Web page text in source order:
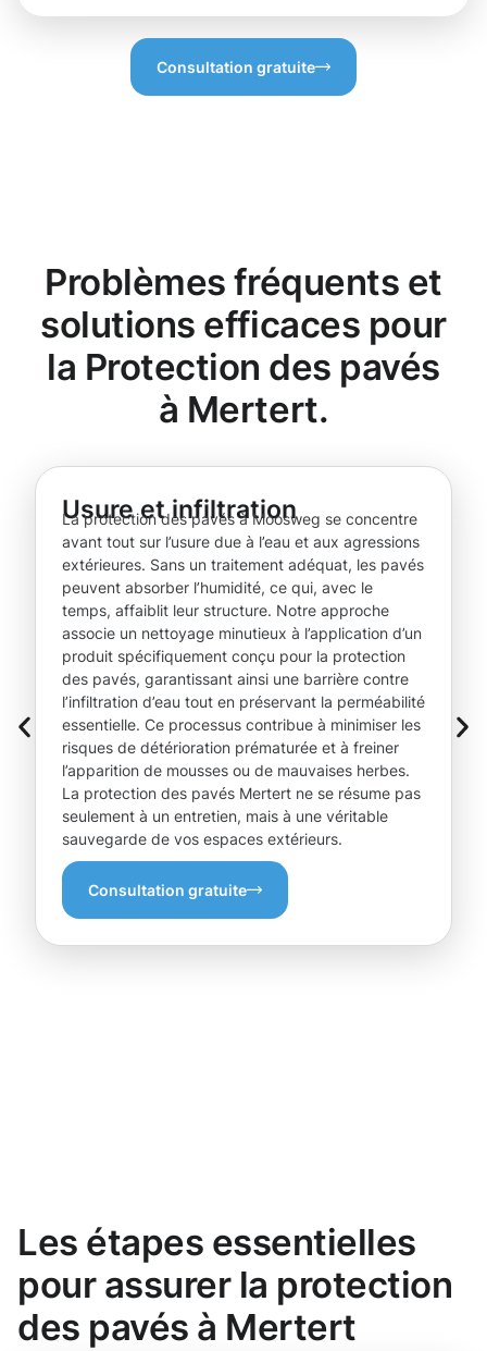
Consultation gratuite
Problèmes fréquents et
solutions efficaces pour
la Protection des pavés
à Mertert.
Usure et infiltration
La protection des pavés à Moosweg se concentre
avant tout sur l’usure due à l’eau et aux agressions
extérieures. Sans un traitement adéquat, les pavés
peuvent absorber l’humidité, ce qui, avec le
temps, affaiblit leur structure. Notre approche
associe un nettoyage minutieux à l’application d’un
produit spécifiquement conçu pour la protection
des pavés, garantissant ainsi une barrière contre
l’infiltration d’eau tout en préservant la perméabilité
essentielle. Ce processus contribue à minimiser les
risques de détérioration prématurée et à freiner
l’apparition de mousses ou de mauvaises herbes.
La protection des pavés Mertert ne se résume pas
seulement à un entretien, mais à une véritable
sauvegarde de vos espaces extérieurs.
Consultation gratuite
Les étapes essentielles
pour assurer la protection
des pavés à Mertert